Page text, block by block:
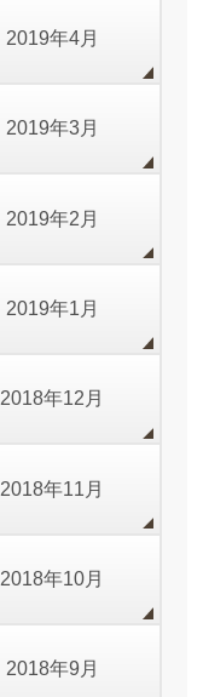
2019年4月
2019年3月
2019年2月
2019年1月
2018年12月
2018年11月
2018年10月
2018年9月